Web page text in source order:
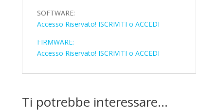
SOFTWARE:
Accesso Riservato! ISCRIVITI o ACCEDI
FIRMWARE:
Accesso Riservato! ISCRIVITI o ACCEDI
Ti potrebbe interessare…